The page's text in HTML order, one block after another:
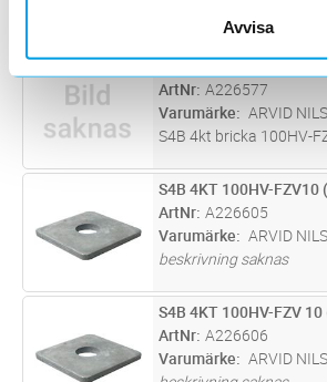
Avvisa
ökad bärighet.
ST Lägg i
S4B4KT BRICKA
ArtNr A226577
Varumärke
ARVID
S4B 4kt bricka 100HV-
ST Lägg i
S4B 4KT 100HV-FZV10
ArtNr A226605
Varumärke
ARVID
beskrivning saknas
ST Lägg i
S4B 4KT 100HV-FZV
ArtNr A226606
Varumärke
ARVID